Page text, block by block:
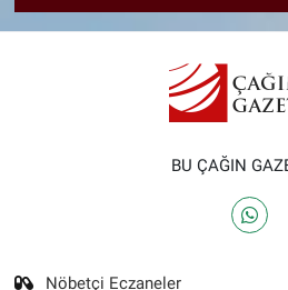
BU ÇAĞIN
Nöbetçi Eczaneler